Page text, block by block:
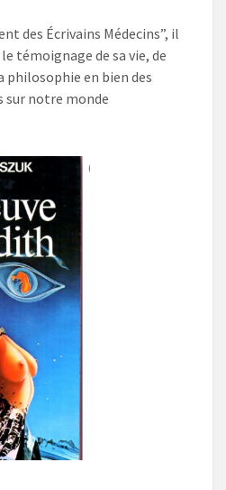
des Écrivains Médecins”, il
témoignage de sa vie, de
philosophie en bien des
notre monde